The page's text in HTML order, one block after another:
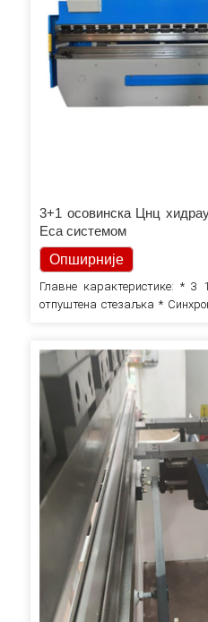
3+1 осовинска Цнц
Еса системом
Опширније
Главне карактеристике: *
отпуштена стезаљка *
линеарна водилица
вентил БОСЦХ Рекротх